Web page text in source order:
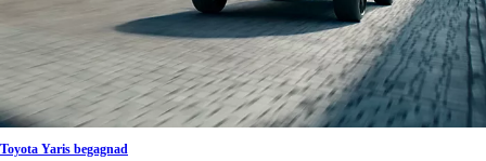
Toyota Yaris begagnad